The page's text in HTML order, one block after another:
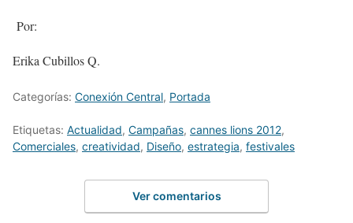
Por:
Erika Cubillos Q.
Categorías: Conexión Central, Portada
Etiquetas: Actualidad, Campañas, cannes lions 2012,
Comerciales, creatividad, Diseño, estrategia, festivales
Ver comentarios